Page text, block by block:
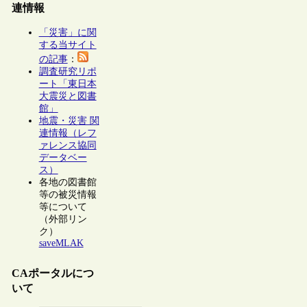
連情報
「災害」に関
する当サイト
の記事：
調査研究リポ
ート「東日本
大震災と図書
館」
地震・災害 関
連情報（レフ
ァレンス協同
データベー
ス）
各地の図書館
等の被災情報
等について
（外部リン
ク）
saveMLAK
CAポータルにつ
いて